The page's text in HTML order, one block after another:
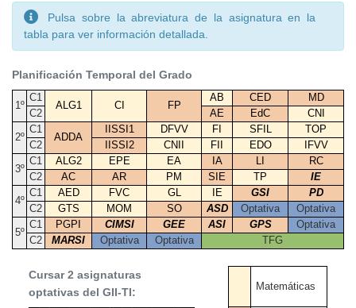
Pulsa sobre la abreviatura de la asignatura en la
tabla para ver información detallada.
Planificación Temporal del Grado
1º
C1
ALG1 CI FP
AB CED
MD
C2
AE EdC CNI
2º
C1
ADDA
IISSI1 DFVV FI SFIL
TOP
C2
IISSI2 CNII FII EDO IFVV
3º
C1 ALG2 EPE EA IA LI
RC
C2
AC AR PM SIE TP IE
4º
C1 AED FVC GL IE GSI
PD
C2
GTS MOM SO ASD Optativa Optativa
5º
C1 PGPI CIMSI GEE ASI GPS
Optativa
C2
MARSI Optativa Optativa TFG
Cursar 2 asignaturas
optativas del GII-TI:
Matemáticas